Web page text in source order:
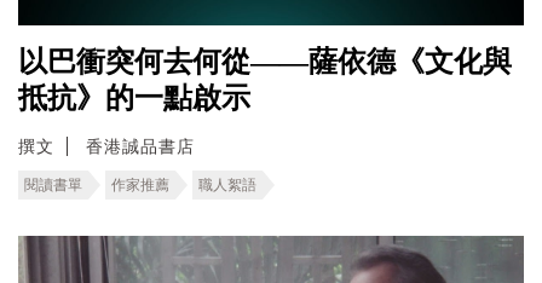
以巴衝突何去何從——薩依德《文化與
抵抗》的一點啟示
撰文 香港誠品書店
閱讀書單 作家推薦 職人絮語